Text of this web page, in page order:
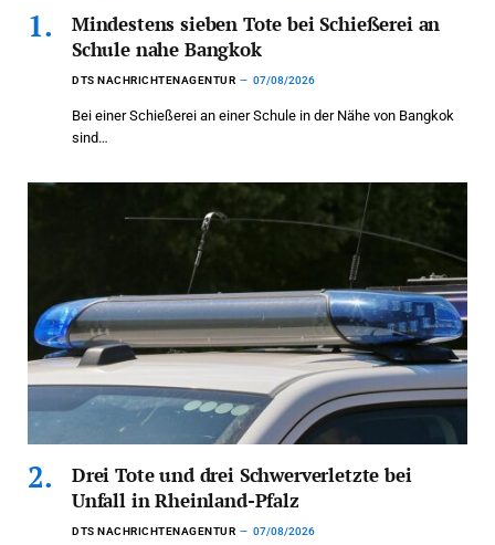
Mindestens sieben Tote bei Schießerei an
Schule nahe Bangkok
DTS NACHRICHTENAGENTUR 07/08/2026
Bei einer Schießerei an einer Schule in der Nähe von Bangkok
sind…
Drei Tote und drei Schwerverletzte bei
Unfall in Rheinland-Pfalz
DTS NACHRICHTENAGENTUR 07/08/2026